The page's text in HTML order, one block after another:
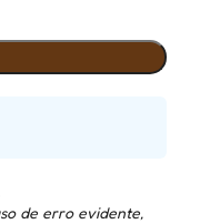
de erro evidente,